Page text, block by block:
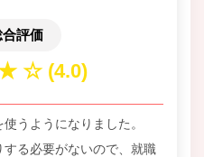
評価
うようになりました。
る必要がないので、就職